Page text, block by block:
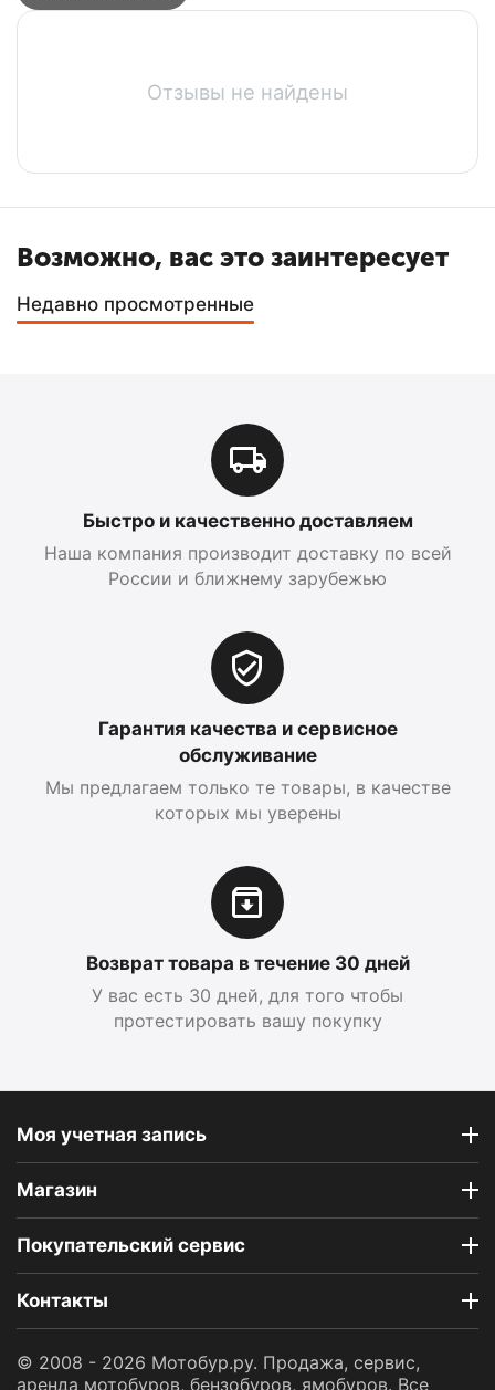
Отзывы не найдены
Возможно, вас это заинтересует
Недавно просмотренные
Быстро и качественно доставляем
Наша компания производит доставку по всей
России и ближнему зарубежью
Гарантия качества и сервисное
обслуживание
Мы предлагаем только те товары, в качестве
которых мы уверены
Возврат товара в течение 30 дней
У вас есть 30 дней, для того чтобы
протестировать вашу покупку
Моя учетная запись
Магазин
Покупательский сервис
Контакты
© 2008 - 2026 Мотобур.ру. Продажа, сервис,
аренда мотобуров, бензобуров, ямобуров. Все